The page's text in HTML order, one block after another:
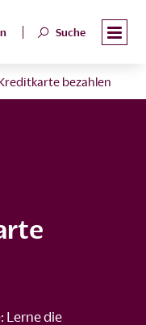
Suche
bezahlen
Lerne die